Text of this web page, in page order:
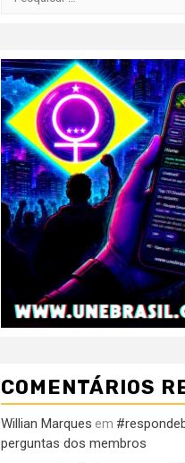
COMENTÁRIOS
Willian Marques em
perguntas dos membros